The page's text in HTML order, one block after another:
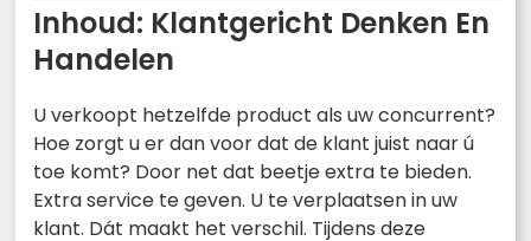
Inhoud: Klantgericht Denken En
Handelen
U verkoopt hetzelfde product als uw concurrent?
Hoe zorgt u er dan voor dat de klant juist naar ú
toe komt? Door net dat beetje extra te bieden.
Extra service te geven. U te verplaatsen in uw
klant. Dát maakt het verschil. Tijdens deze